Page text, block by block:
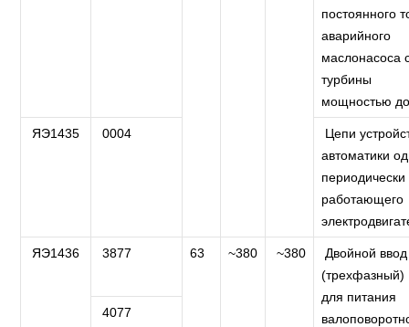
постоянного
аварийного
маслонасоса
турбины
мощностью
ЯЭ1435 0004
Цепи
автоматики
периодически
работающего
ЯЭ1436 3877 63 ~380 ~380
Двойной
(трехфазный)
для питания
4077